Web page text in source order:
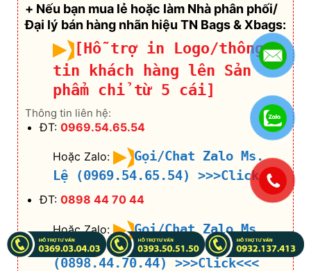
+ Nếu bạn mua lẻ hoặc làm Nhà phân phối/
Đại lý bán hàng nhãn hiệu TN Bags & Xbags:
[Hỗ trợ in Logo/thông
tin khách hàng lên Sản
phẩm chỉ từ 5 cái]
Thông tin liên hệ:
ĐT: 0969.54.65.54
Hoặc Zalo:
Gọi/Chat Zalo Ms.
Lệ (0969.54.65.54)
>>>Click<<<
ĐT: 0898 44 70 44
Hoặc Zalo:
Gọi/Chat Zalo Ms.
Hân
(0898.44.70.44)
>>>Click<<<
.